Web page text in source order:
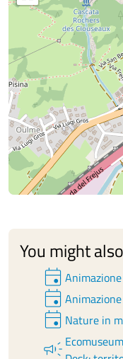
You might
event
event
event Nature in
campaign